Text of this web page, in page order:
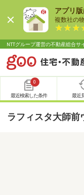
アプリ
複数社の
NTTグループ運営の不動産総合サ
0
最近検索した条件 最近
ラフィスタ大師前